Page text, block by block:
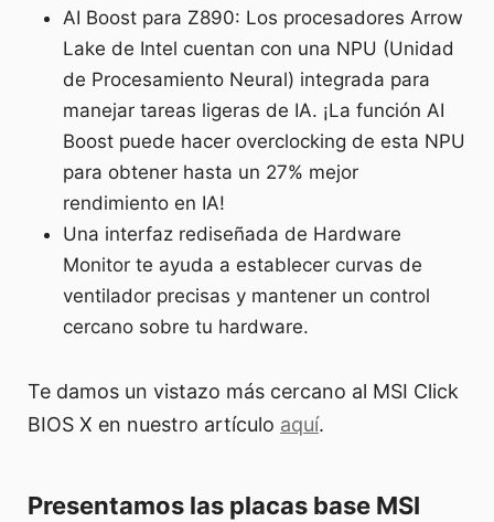
AI Boost para Z890: Los procesadores Arrow
Lake de Intel cuentan con una NPU (Unidad
de Procesamiento Neural) integrada para
manejar tareas ligeras de IA. ¡La función AI
Boost puede hacer overclocking de esta NPU
para obtener hasta un 27% mejor
rendimiento en IA!
Una interfaz rediseñada de Hardware
Monitor te ayuda a establecer curvas de
ventilador precisas y mantener un control
cercano sobre tu hardware.
Te damos un vistazo más cercano al MSI Click
BIOS X en nuestro artículo aquí.
Presentamos las placas base MSI